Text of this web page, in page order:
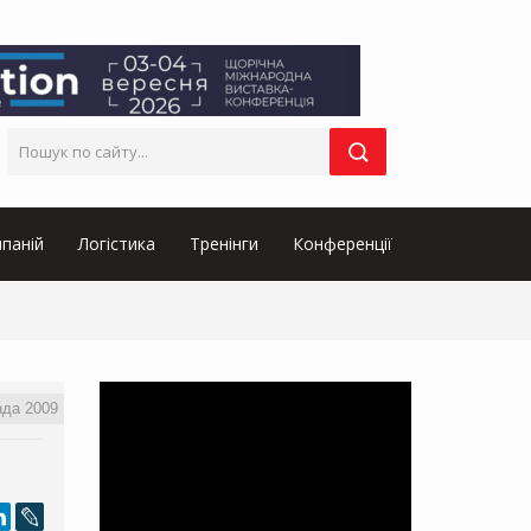
Логістика Тренінги Конференції
2009